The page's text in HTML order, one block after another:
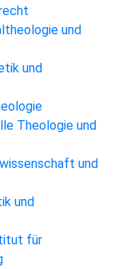
und
und
Theologie und
und
und
für